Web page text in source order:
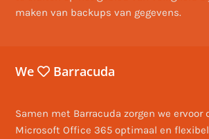
maken van backups van gegevens.
We Barracuda
Samen met Barracuda zorgen we
Microsoft Office 365 optimaal en